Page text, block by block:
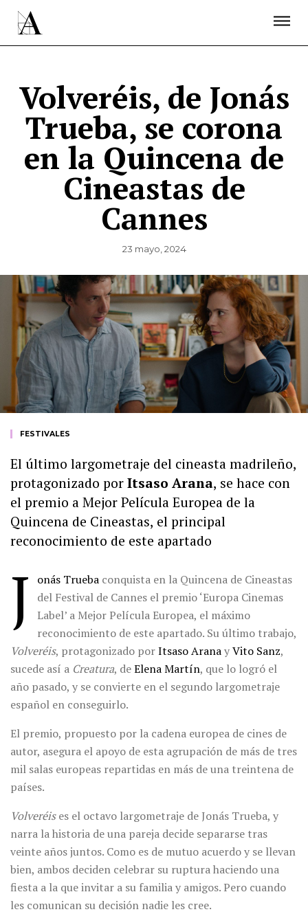
Volveréis, de Jonás
Trueba, se corona
en la Quincena de
Cineastas de
Cannes
23 mayo, 2024
FESTIVALES
El último largometraje del cineasta madrileño,
protagonizado porItsaso Arana, se hace con
el premio a Mejor Película Europea de la
Quincena de Cineastas, el principal
reconocimiento de este apartado
J onás Truebaconquista en la Quincena de Cineastas
del Festival de Cannes el premio ‘Europa Cinemas
Label’ a Mejor Película Europea, el máximo
reconocimiento de este apartado. Su último trabajo,
Volveréis, protagonizado porItsaso AranayVito Sanz,
sucede así a Creatura, deElena Martín, que lo logró el
año pasado, y se convierte en el segundo largometraje
español en conseguirlo.
El premio, propuesto por la cadena europea de cines de
autor, asegura el apoyo de esta agrupación de más de tres
mil salas europeas repartidas en más de una treintena de
países.
Volveréises el octavo largometraje de Jonás Trueba, y
narra la historia de una pareja decide separarse tras
veinte años juntos. Como es de mutuo acuerdo y se llevan
bien, ambos deciden celebrar su ruptura haciendo una
fiesta a la que invitar a su familia y amigos. Pero cuando
les comunican su decisión nadie les cree.
ÚNETE A LA ACADEMIA DE CINE
PRENSA
NEWSLETTER